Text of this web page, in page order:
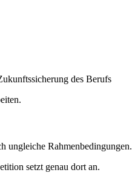
des Berufs
ungleiche Rahmenbedingungen.
setzt genau dort an.